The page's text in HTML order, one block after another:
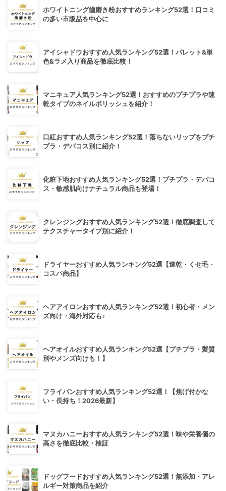
ホワイトニング歯磨き粉おすすめランキング52選！口コミ
の多い市販品を中心に
アイシャドウおすすめ人気ランキング52選！パレット&単
色&ラメ入り商品を徹底比較！
マニキュア人気ランキング52選！おすすめのプチプラや速
乾タイプのネイルポリッシュを紹介！
口紅おすすめ人気ランキング52選！落ちないリップをプチ
プラ・デパコス別に紹介！
化粧下地おすすめ人気ランキング52選！プチプラ・デパコ
ス・敏感肌向けナチュラル商品も登場！
クレンジングおすすめ人気ランキング52選！徹底調査して
テクスチャータイプ別に紹介！
ドライヤーおすすめ人気ランキング52選【速乾・くせ毛・
コスパ商品】
ヘアアイロンおすすめ人気ランキング52選！初心者・メン
ズ向け・海外対応も♪
ヘアオイルおすすめ人気ランキング52選【プチプラ・髪質
別やメンズ向けも！】
フライパンおすすめ人気ランキング52選！【焦げ付かな
い・長持ち！2026最新】
マヌカハニーおすすめ人気ランキング52選！味や栄養価の
高さを徹底比較・検証
ドッグフードおすすめ人気ランキング52選！無添加・アレ
ルギー対策商品を紹介